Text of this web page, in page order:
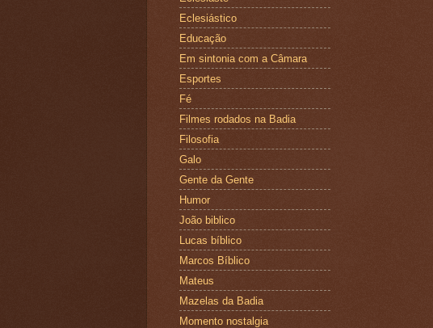
Eclesiástico
Educação
Em sintonia com a Câmara
Esportes
Fé
Filmes rodados na Badia
Filosofia
Galo
Gente da Gente
Humor
João biblico
Lucas bíblico
Marcos Bíblico
Mateus
Mazelas da Badia
Momento nostalgia